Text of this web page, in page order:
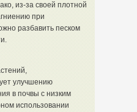
из-за своей плотной
при
разбавить песком
улучшению
в почвы с низким
использовании